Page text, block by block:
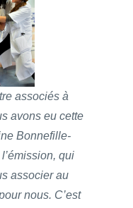
associés à
avons eu cette
Bonnefille-
qui
associer au
nous. C’est